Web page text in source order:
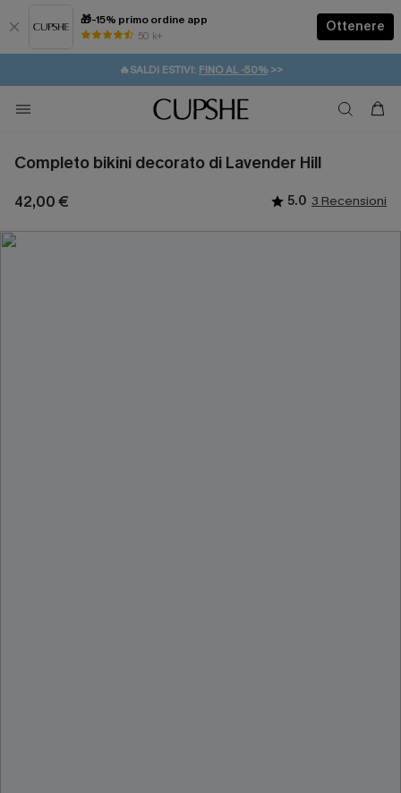
🎁-15% primo ordine app
50 k+
Ottenere
⚡️-15% SUGLI ESSENZIALI DA VACANZA | ACQUISTA
🔥SALDI ESTIVI: FINO AL -50%>>
🚚SPEDIZIONE GRATUITA DA 49€
💌REGALO PER I NUOVI: 20% DI SCONTO*
Completo bikini decorato di Lavender Hill
42,00 € 5.0 3 Recensioni